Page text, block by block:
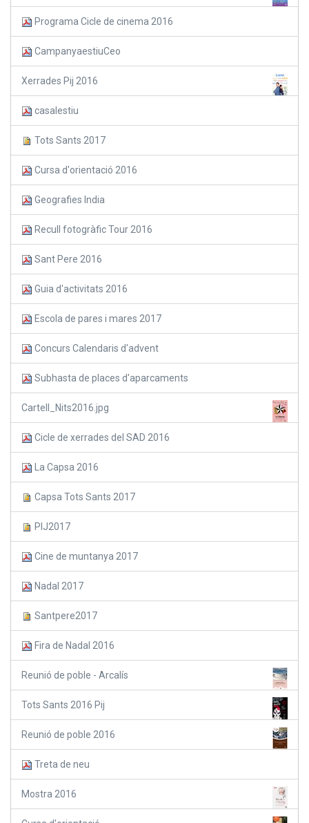
Programa Cicle de cinema 2016
CampanyaestiuCeo
Xerrades Pij 2016
casalestiu
Tots Sants 2017
Cursa d'orientació 2016
Geografies India
Recull fotogràfic Tour 2016
Sant Pere 2016
Guia d'activitats 2016
Escola de pares i mares 2017
Concurs Calendaris d'advent
Subhasta de places d'aparcaments
Cartell_Nits2016.jpg
Cicle de xerrades del SAD 2016
La Capsa 2016
Capsa Tots Sants 2017
PIJ2017
Cine de muntanya 2017
Nadal 2017
Santpere2017
Fira de Nadal 2016
Reunió de poble - Arcalís
Tots Sants 2016 Pij
Reunió de poble 2016
Treta de neu
Mostra 2016